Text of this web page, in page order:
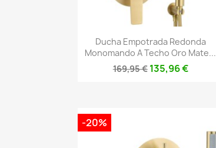
Vista rápida
Ducha Empotrada Redonda
Monomando A Techo Oro Mate...
169,95 € 135,96 €
-20%